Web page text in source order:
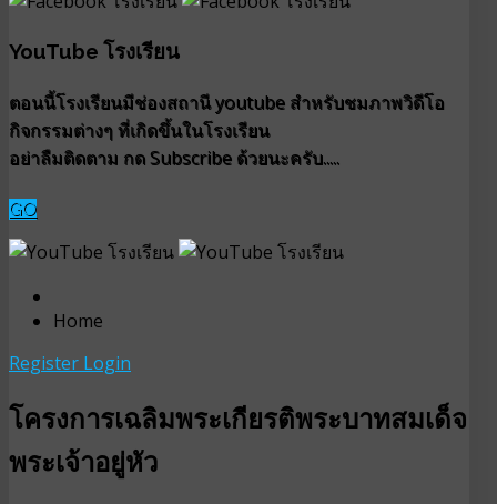
YouTube โรงเรียน
ตอนนี้โรงเรียนมีช่องสถานี youtube สำหรับชมภาพวิดีโอ
กิจกรรมต่างๆ ที่เกิดขึ้นในโรงเรียน
อย่าลืมติดตาม กด Subscribe ด้วยนะครับ.....
GO
Home
Register Login
โครงการเฉลิมพระเกียรติพระบาทสมเด็จ
พระเจ้าอยู่หัว